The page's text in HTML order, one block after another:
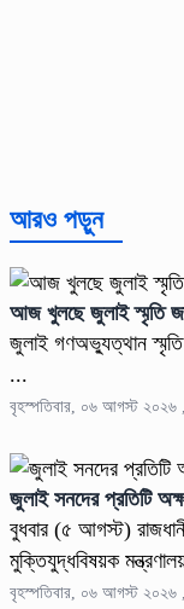
আরও পড়ুন
আজ খুলছে জুলাই স্মৃতি
জুলাই গণঅভ্যুত্থান
...
বৃহস্পতিবার, ০৬ আগস্ট
জুলাই সনদের প্রতিটি
বুধবার (৫ আগস্ট)
মুক্তিযুদ্ধবিষয়ক
বৃহস্পতিবার, ০৬ আগস্ট